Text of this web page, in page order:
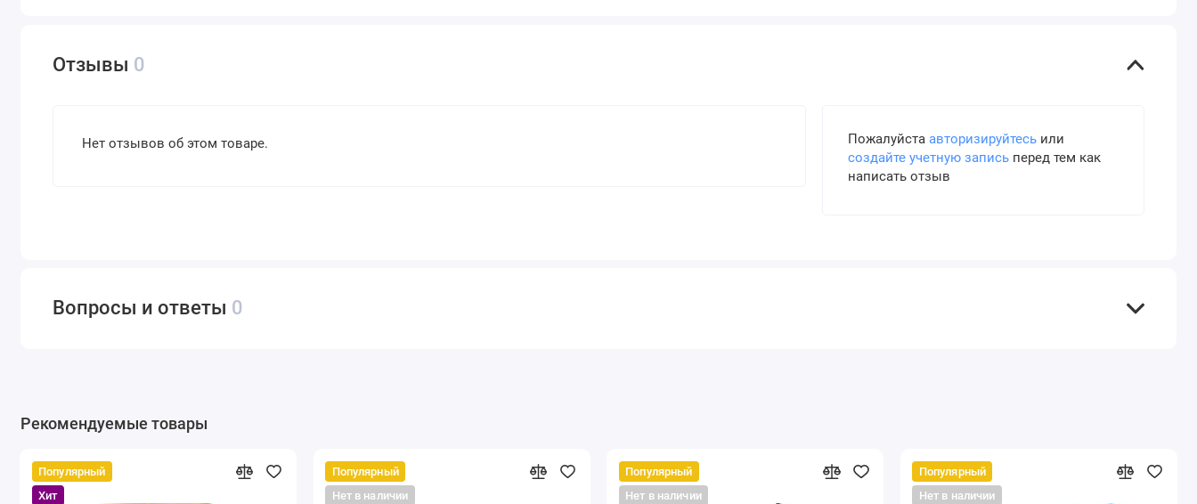
Отзывы 0
Нет отзывов об этом товаре. Пожалуйста авторизируйтесьили
создайте учетную записьперед тем как
написать отзыв
Вопросы и ответы 0
Рекомендуемые товары
Популярный
Хит
Популярный
Нет в наличии
Популярный
Нет в наличии
Популярный
Нет в наличии